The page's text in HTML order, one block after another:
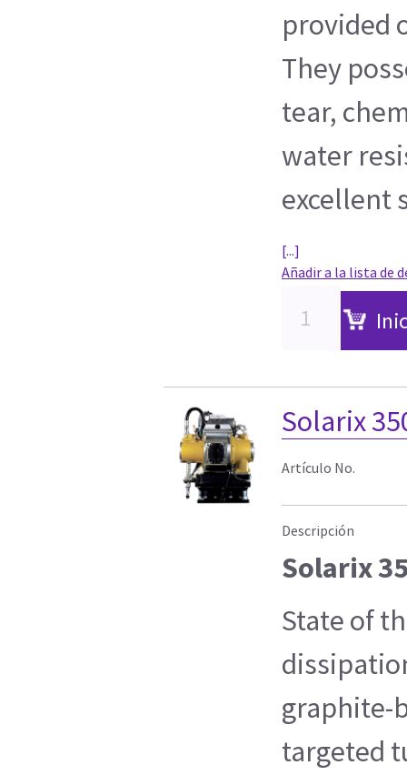
provided
They
tear,
water
excellent
[...]
Añadir a la lista de
Solarix
Artículo No.
Descripción
Solarix
State of
graphite-
targeted